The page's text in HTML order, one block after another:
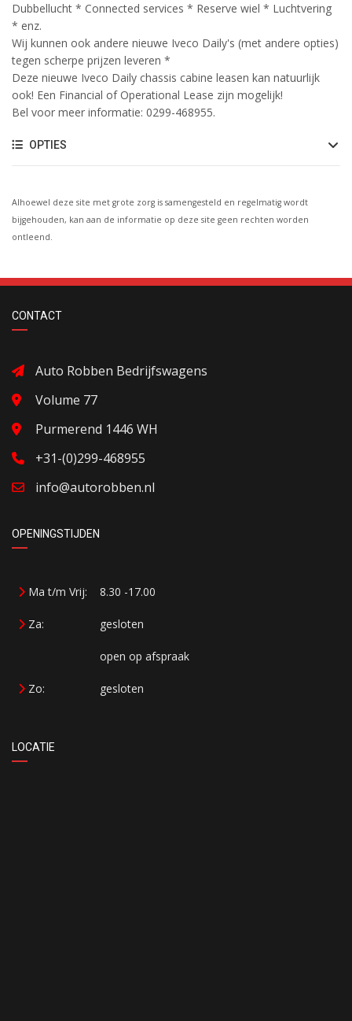
Dubbellucht * Connected services * Reserve wiel * Luchtvering
* enz.
Wij kunnen ook andere nieuwe Iveco Daily's (met andere opties)
tegen scherpe prijzen leveren *
Deze nieuwe Iveco Daily chassis cabine leasen kan natuurlijk
ook! Een Financial of Operational Lease zijn mogelijk!
Bel voor meer informatie: 0299-468955.
OPTIES
Alhoewel deze site met grote zorg is samengesteld en regelmatig wordt
bijgehouden, kan aan de informatie op deze site geen rechten worden
ontleend.
CONTACT
Auto Robben Bedrijfswagens
Volume 77
Purmerend 1446 WH
+31-(0)299-468955
info@autorobben.nl
OPENINGSTIJDEN
Ma t/m Vrij: 8.30 -17.00
Za: gesloten
open op afspraak
Zo: gesloten
LOCATIE